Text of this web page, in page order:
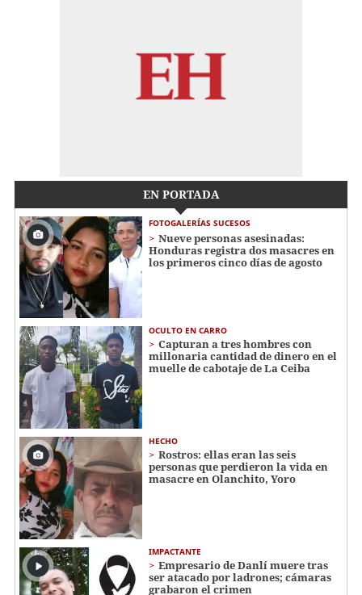
EN PORTADA
FOTOGALERÍAS SUCESOS
Nueve personas asesinadas:
Honduras registra dos masacres en
los primeros cinco días de agosto
OCULTO EN CARRO
Capturan a tres hombres con
millonaria cantidad de dinero en el
muelle de cabotaje de La Ceiba
HECHO
Rostros: ellas eran las seis
personas que perdieron la vida en
masacre en Olanchito, Yoro
IMPACTANTE
Empresario de Danlí muere tras
ser atacado por ladrones; cámaras
grabaron el crimen